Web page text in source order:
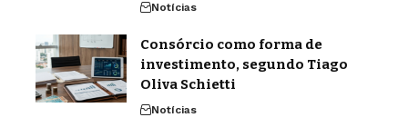
Notícias
Consórcio como forma de
investimento, segundo Tiago
Oliva Schietti
Notícias